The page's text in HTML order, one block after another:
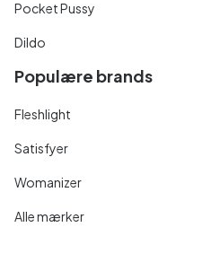
Pocket Pussy
Dildo
Populære brands
Fleshlight
Satisfyer
Womanizer
Alle mærker